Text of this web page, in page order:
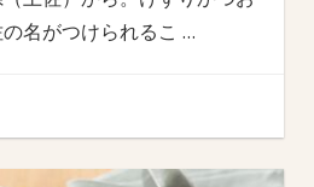
名がつけられるこ …